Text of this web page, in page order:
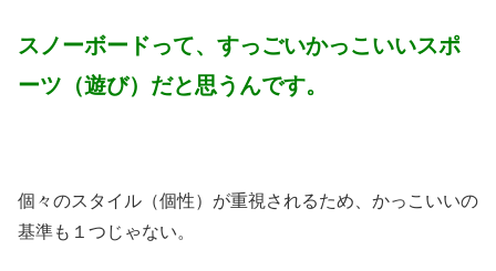
スノーボードって、すっごいかっこいいスポ
ーツ（遊び）だと思うんです。
個々のスタイル（個性）が重視されるため、かっこいいの
基準も１つじゃない。